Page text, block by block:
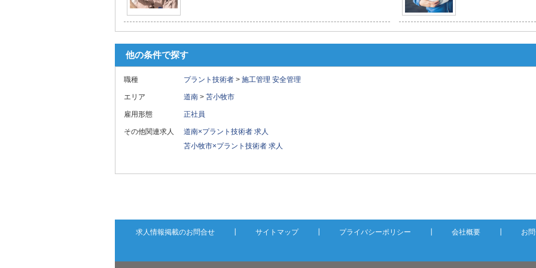
他の条件で探す
職種 プラント技術者 > 施工管理 安全管理
エリア 道南 > 苫小牧市
雇用形態 正社員
その他関連求人
道南×プラント技術者 求人
苫小牧市×プラント技術者 求人
求人情報掲載のお問合せ サイトマップ プライバシーポリシー 会社概要 お